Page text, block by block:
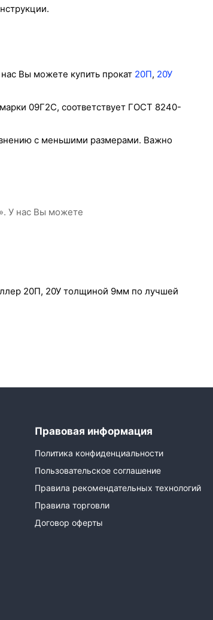
Вы можете купить прокат 20П, 20У
09Г2С, соответствует ГОСТ 8240-
с меньшими размерами. Важно
У нас Вы можете
20П, 20У толщиной 9мм по лучшей
Правовая информация
Политика конфиденциальности
Пользовательское соглашение
Правила рекомендательных технологий
Правила торговли
Договор оферты